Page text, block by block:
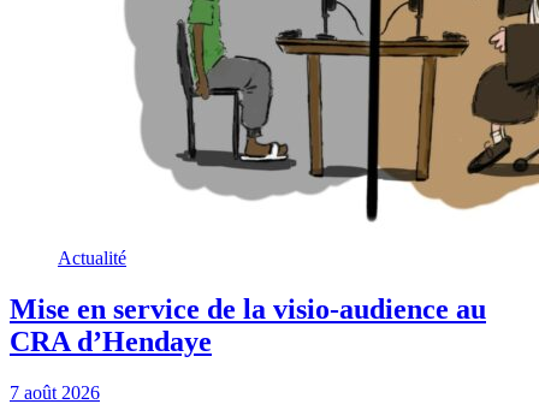
Actualité
Mise en service de la visio-audience au
CRA d’Hendaye
7 août 2026